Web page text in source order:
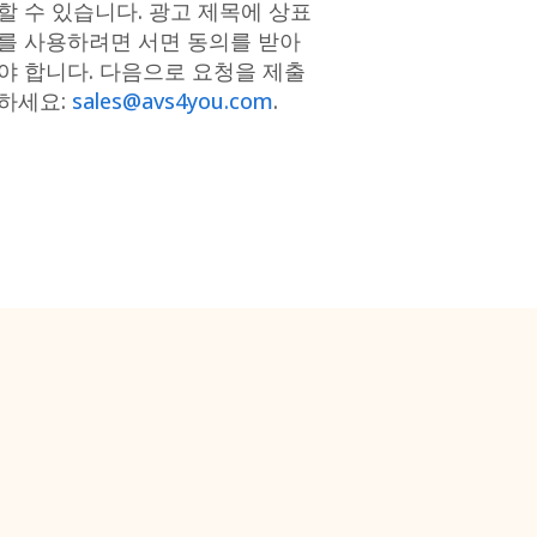
수 있습니다. 광고 제목에 상표
사용하려면 서면 동의를 받아
합니다. 다음으로 요청을 제출
세요: sales@avs4you.com.